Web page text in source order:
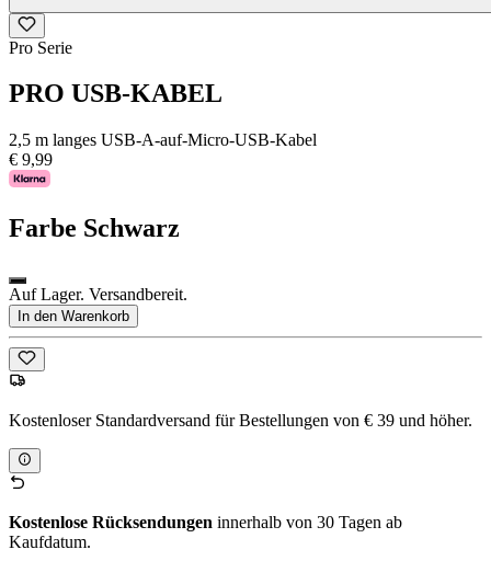
Pro Serie
PRO USB-KABEL
2,5 m langes USB-A-auf-Micro-USB-Kabel
€ 9,99
Farbe Schwarz
Auf Lager. Versandbereit.
In den Warenkorb
Kostenloser Standardversand für Bestellungen von € 39 und höher.
Kostenlose Rücksendungen innerhalb von 30 Tagen ab
Kaufdatum.